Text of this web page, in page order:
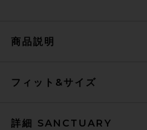
in Oat Milk
商品説明
フィット&サイズ
詳細 SANCTUARY